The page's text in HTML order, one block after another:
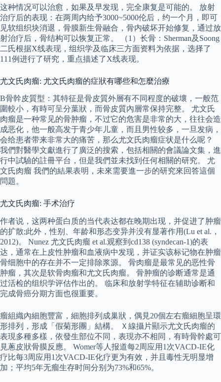
这种情况可以治愈，如果及早发现，完全康复是可能的。 放射
治疗后的表现：在两周内给予3000~5000伦后，约一个月，即可
见软组织块消退，骨膜新生骨融合，骨内破坏开始修复，通过放
射治疗后，骨结构可以恢复正常。 （1）长骨：Sherman及Soong
二氏根据X线表现，组织学及临床三方面资料为依据，选择了
111例进行了研究，重点描述了X线表现。
尤文氏肉瘤: 尤文氏肉瘤的症狀有哪些和怎麼治療
B骨幹皮質型：其特征是骨皮質外層有不同程度的破壞，一般范
圍較小，有時可呈分葉狀，而骨皮質內層常保持完整。 尤文氏
肉瘤是一种常见的骨肿瘤，不过它的危害是非常的大，往往会造
成恶化，他一般高发于青少年儿童，而且男性较多，一旦发病，
会给患者带来非常大的痛苦，那么尤文氏肉瘤症状是什么呢？
我們對醫學文獻進行了廣泛的搜索，包括相關的會議論文集，進
行中試驗的註冊平台，但是我們並未找到任何相關的研究。 尤
文氏肉瘤 我們的結果表明，未來需要進一步的研究來回答這個
問題。
尤文氏肉瘤: 手术治疗
作者说，这两种蛋白质的当代表达都在晚期出现，并促进了肿瘤
的扩散;此外，性别、年龄和形态变异并没有显著作用(Lu et al.，
2012)。 Nunez 尤文氏肉瘤 et al.观察到cd138 (syndecan-1)的表
达，通常在上皮性肿瘤和血液病中发现，并证实该标记物在肿瘤
骨细胞中的存在并不一定排除浆源。 骨肉瘤是最常见的恶性骨
肿瘤，其次是软骨肉瘤和尤文氏肉瘤。 骨肿瘤的诊断通常是通
过活检的组织学评估作出的。 临床和放射学特征在辅助诊断和
完成骨癌分期方面也很重要。
瘤組織內細胞豐富，細胞排列成巢狀，偶見20個左右瘤細胞呈環
形排列，形成「假菊形團」結構。 Ｘ線攝片顯示尤文氏肉瘤的
表現多種多樣，依發生部位不同，表現亦不相同，有時骨幹處可
見蔥皮狀骨膜反應。 Womer等人报道每2周应用1次VACD-IE化
疗比每3周应用1次VACD-IE化疗更为有效，并且毒性无明显增
加；平均5年无瘤生存时间分别为73%和65%。